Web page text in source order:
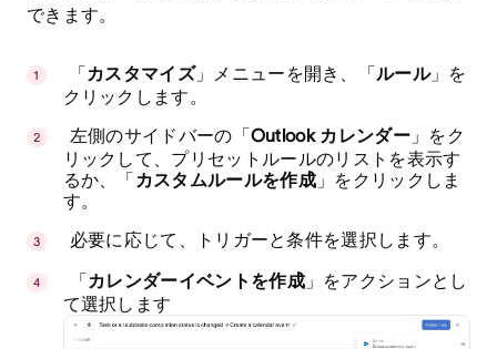
できます。
「カスタマイズ」メニューを開き、「ルール」を
クリックします。
左側のサイドバーの「Outlook カレンダー 」をク
リックして、プリセットルールのリストを表示す
るか、「 カスタムルールを作成」をクリックしま
す。
必要に応じて、トリガーと条件を選択します。
「カレンダーイベントを作成」をアクションとし
て選択します